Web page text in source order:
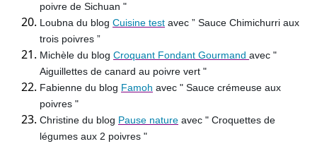
poivre de Sichuan "
Loubna du blog Cuisine test avec ” Sauce Chimichurri aux
trois poivres ”
Michèle du blog Croquant Fondant Gourmand avec "
Aiguillettes de canard au poivre vert "
Fabienne du blog Famoh avec " Sauce crémeuse aux
poivres "
Christine du blog Pause nature avec " Croquettes de
légumes aux 2 poivres "